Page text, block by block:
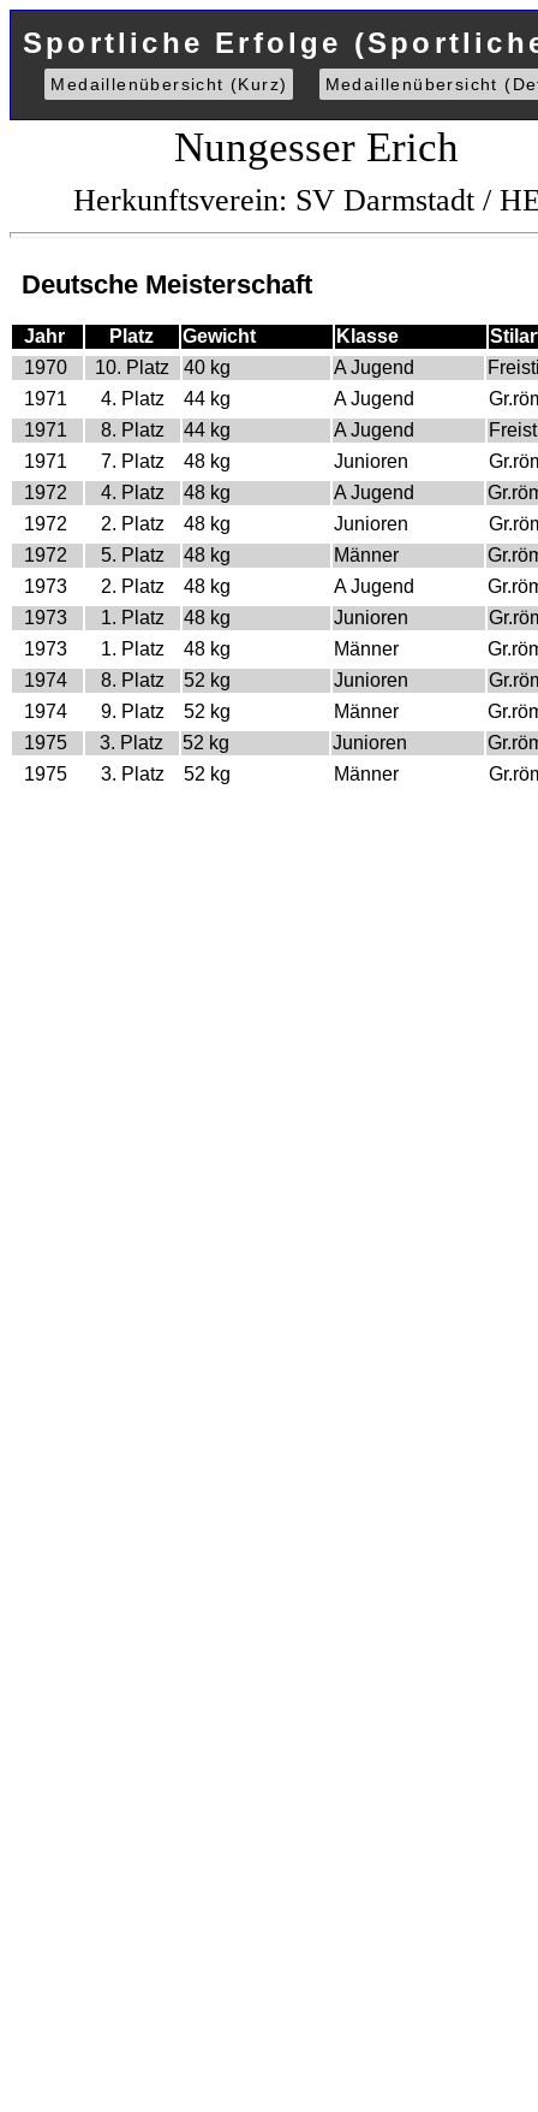
Sportliche Erfolge
Medaillenübersicht (Kurz) Medaillenübersicht
Nungesser Erich
Herkunftsverein: SV Darmstadt /
Deutsche Meisterschaft
Jahr Platz Gewicht Klasse
1970
10. Platz 40 kg A Jugend
1971
4. Platz 44 kg A Jugend
1971
8. Platz 44 kg A Jugend
1971
7. Platz 48 kg Junioren
1972
4. Platz 48 kg A Jugend
1972
2. Platz 48 kg Junioren
1972
5. Platz 48 kg Männer
1973
2. Platz 48 kg A Jugend
1973
1. Platz 48 kg Junioren
1973
1. Platz 48 kg Männer
1974
8. Platz 52 kg Junioren
1974
9. Platz 52 kg Männer
1975
3. Platz 52 kg Junioren
1975
3. Platz 52 kg Männer